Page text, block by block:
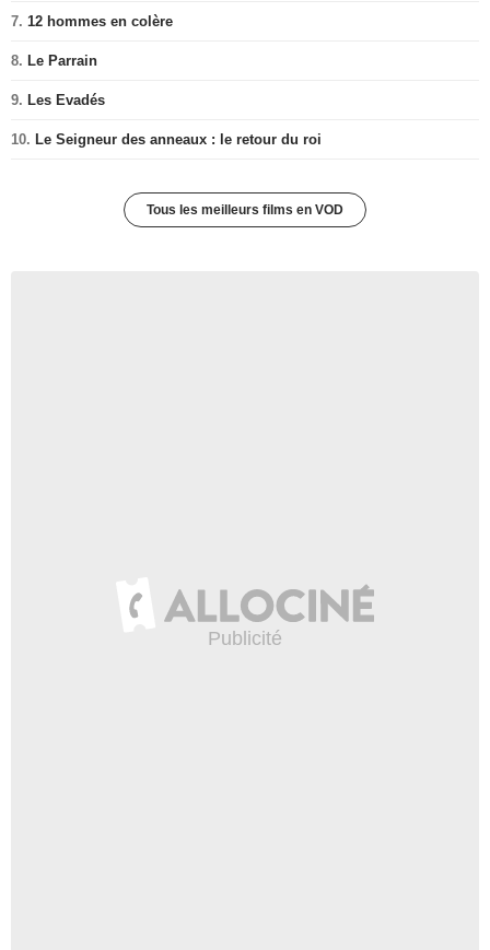
7. 12 hommes en colère
8. Le Parrain
9. Les Evadés
10. Le Seigneur des anneaux : le retour du roi
Tous les meilleurs films en VOD